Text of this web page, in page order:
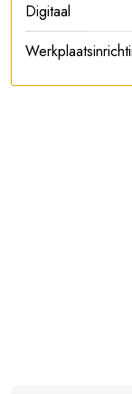
Digitaal